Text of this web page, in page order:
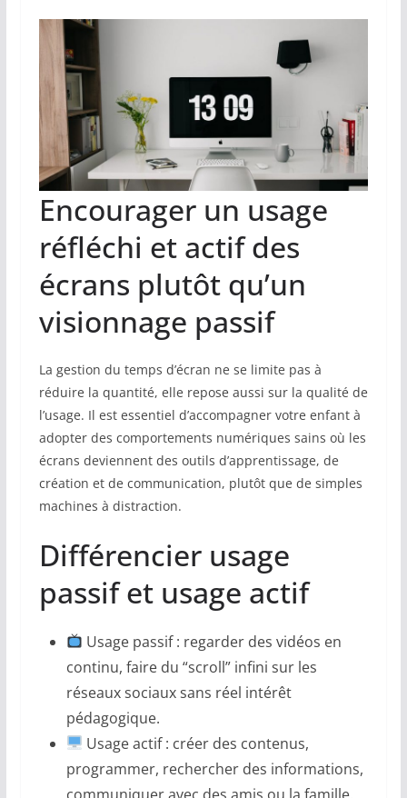
Encourager un usage
réfléchi et actif des
écrans plutôt qu’un
visionnage passif
La gestion du temps d’écran ne se limite pas à
réduire la quantité, elle repose aussi sur la qualité de
l’usage. Il est essentiel d’accompagner votre enfant à
adopter des comportements numériques sains où les
écrans deviennent des outils d’apprentissage, de
création et de communication, plutôt que de simples
machines à distraction.
Différencier usage
passif et usage actif
Usage passif : regarder des vidéos en
continu, faire du “scroll” infini sur les
réseaux sociaux sans réel intérêt
pédagogique.
Usage actif : créer des contenus,
programmer, rechercher des informations,